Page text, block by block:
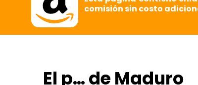
comisión sin costo
El p… de Maduro